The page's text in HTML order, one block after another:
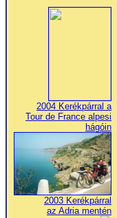
2004 Kerékpárral a
Tour de France alpesi
hágóin
2003 Kerékpárral
az Adria mentén